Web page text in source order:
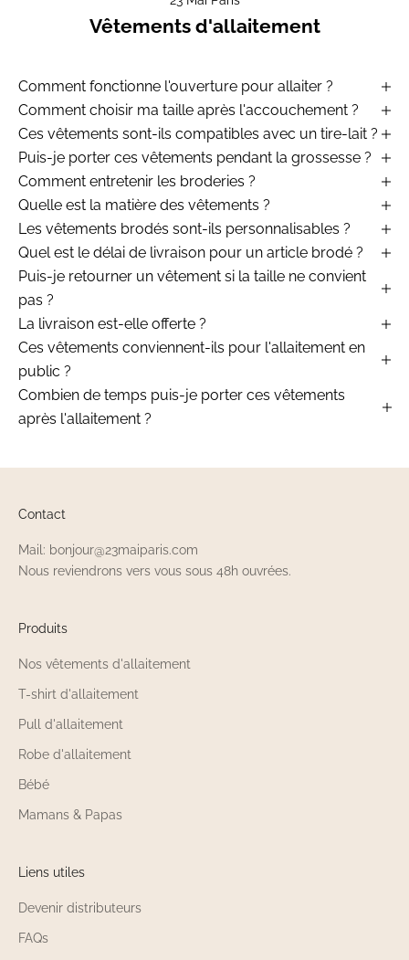
Vêtements d'allaitement
Comment fonctionne l'ouverture pour allaiter ?
Comment choisir ma taille après l'accouchement ?
Ces vêtements sont-ils compatibles avec un tire-lait ?
Puis-je porter ces vêtements pendant la grossesse ?
Comment entretenir les broderies ?
Quelle est la matière des vêtements ?
Les vêtements brodés sont-ils personnalisables ?
Quel est le délai de livraison pour un article brodé ?
Puis-je retourner un vêtement si la taille ne convient
pas ?
La livraison est-elle offerte ?
Ces vêtements conviennent-ils pour l'allaitement en
public ?
Combien de temps puis-je porter ces vêtements
après l'allaitement ?
Contact
Mail: bonjour@23maiparis.com
Nous reviendrons vers vous sous 48h ouvrées.
Produits
Nos vêtements d'allaitement
T-shirt d'allaitement
Pull d'allaitement
Robe d'allaitement
Bébé
Mamans & Papas
Liens utiles
Devenir distributeurs
FAQs